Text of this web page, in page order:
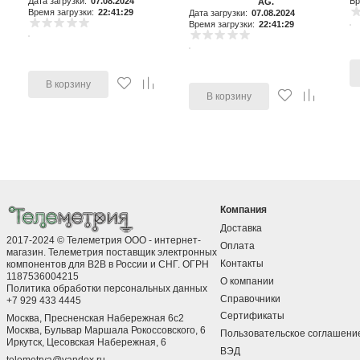
Время загрузки: 22:41:29
В корзину
Дата загрузки: 07.08.2024
Время загрузки: 22:41:29
В корзину
2017-2024 © Телеметрия ООО - интернет-
магазин. Телеметрия поставщик электронных
компонентов для B2B в России и СНГ. ОГРН
1187536004215
Политика обработки персональных данных
+7 929 433 4445
Москва, Пресненская Набережная 6с2
Москва, ​Бульвар Маршала Рокоссовского, 6
Иркутск, ​Цесовская Набережная, 6
Компания
Доставка
Оплата
Контакты
О компании
Справочники
Сертификаты
Пользовательское
ВЭД